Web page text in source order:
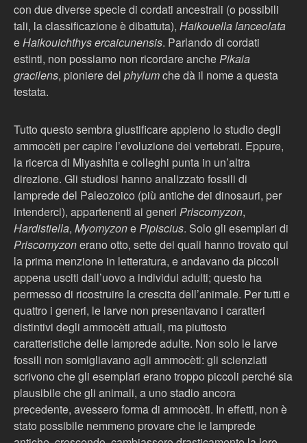
con due diverse specie di cordati ancestrali (o possibili
tali, la classificazione è dibattuta), Haikouella lanceolata
eHaikouichthys ercaicunensis. Parlando di cordati
estinti, non possiamo non ricordare anchePikaia
gracilens, pioniere del phylumche dà il nome a questa
testata.
Tutto questo sembra giustificare appieno lo studio degli
ammocèti per capire l’evoluzione dei vertebrati. Eppure,
la ricerca di Miyashita e colleghi punta in un’altra
direzione. Gli studiosi hanno analizzato fossili di
lamprede del Paleozoico (più antiche dei dinosauri, per
intenderci), appartenenti ai generi Priscomyzon,
Hardistiella, MyomyzonePipiscius. Solo gli esemplari di
Priscomyzonerano otto, sette dei quali hanno trovato qui
la prima menzione in letteratura, e andavano da piccoli
appena usciti dall’uovo a individui adulti; questo ha
permesso di ricostruire la crescita dell’animale. Per tutti e
quattro i generi, le larve non presentavano i caratteri
distintivi degli ammocèti attuali, ma piuttosto
caratteristiche delle lamprede adulte. Non solo le larve
fossili non somigliavano agli ammocèti: gli scienziati
scrivono che gli esemplari erano troppo piccoli perché sia
plausibile che gli animali, a uno stadio ancora
precedente, avessero forma di ammocèti. In effetti, non è
stato possibile nemmeno provare che le lamprede